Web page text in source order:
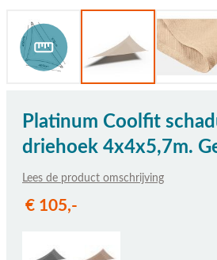
Platinum Coolfit
driehoek 4x4x5,7m.
Lees de product omschrijving
€ 105,-